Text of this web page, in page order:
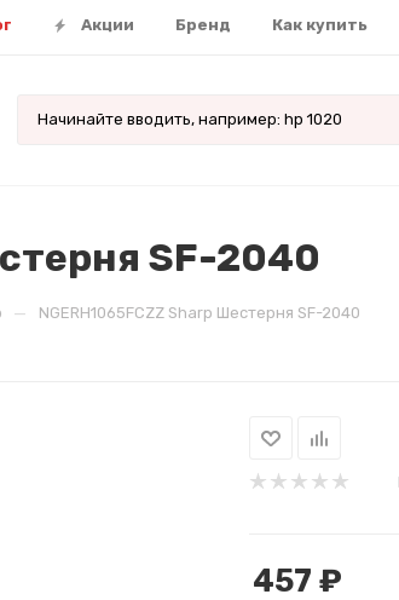
Акции Бренд Как купить
SF-2040
— NGERH1065FCZZ Sharp Шестерня SF-2040
457 ₽